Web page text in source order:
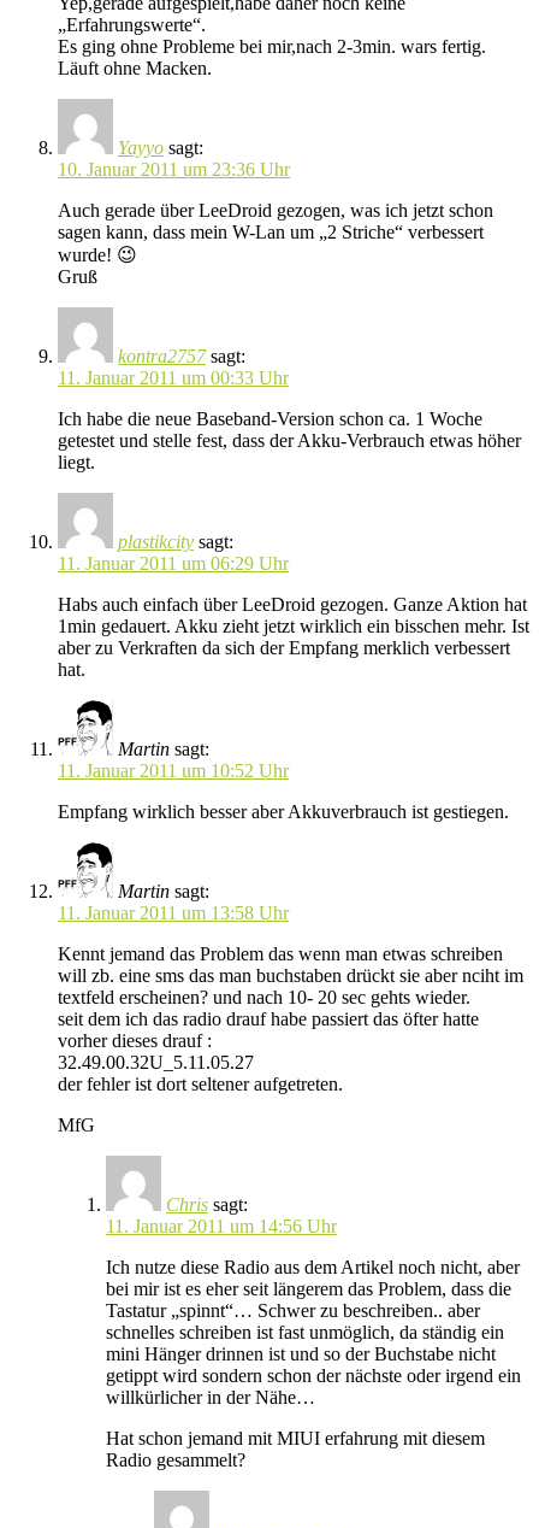
„Erfahrungswerte“.
Es ging ohne Probleme bei mir,nach 2-3min. wars fertig.
Läuft ohne Macken.
Yayyo sagt:
10. Januar 2011 um 23:36 Uhr
Auch gerade über LeeDroid gezogen, was ich jetzt schon
sagen kann, dass mein W-Lan um „2 Striche“ verbessert
wurde! 😉
Gruß
kontra2757 sagt:
11. Januar 2011 um 00:33 Uhr
Ich habe die neue Baseband-Version schon ca. 1 Woche
getestet und stelle fest, dass der Akku-Verbrauch etwas höher
liegt.
plastikcity sagt:
11. Januar 2011 um 06:29 Uhr
Habs auch einfach über LeeDroid gezogen. Ganze Aktion hat
1min gedauert. Akku zieht jetzt wirklich ein bisschen mehr. Ist
aber zu Verkraften da sich der Empfang merklich verbessert
hat.
Martin sagt:
11. Januar 2011 um 10:52 Uhr
Empfang wirklich besser aber Akkuverbrauch ist gestiegen.
Martin sagt:
11. Januar 2011 um 13:58 Uhr
Kennt jemand das Problem das wenn man etwas schreiben
will zb. eine sms das man buchstaben drückt sie aber nciht im
textfeld erscheinen? und nach 10- 20 sec gehts wieder.
seit dem ich das radio drauf habe passiert das öfter hatte
vorher dieses drauf :
32.49.00.32U_5.11.05.27
der fehler ist dort seltener aufgetreten.
MfG
Chris sagt:
11. Januar 2011 um 14:56 Uhr
Ich nutze diese Radio aus dem Artikel noch nicht, aber
bei mir ist es eher seit längerem das Problem, dass die
Tastatur „spinnt“… Schwer zu beschreiben.. aber
schnelles schreiben ist fast unmöglich, da ständig ein
mini Hänger drinnen ist und so der Buchstabe nicht
getippt wird sondern schon der nächste oder irgend ein
willkürlicher in der Nähe…
Hat schon jemand mit MIUI erfahrung mit diesem
Radio gesammelt?